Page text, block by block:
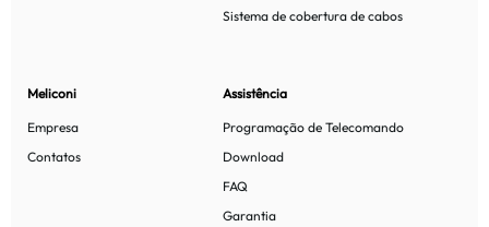
Sistema de cobertura de cabos
Meliconi
Empresa
Contatos
Assistência
Programação de Telecomando
Download
FAQ
Garantia